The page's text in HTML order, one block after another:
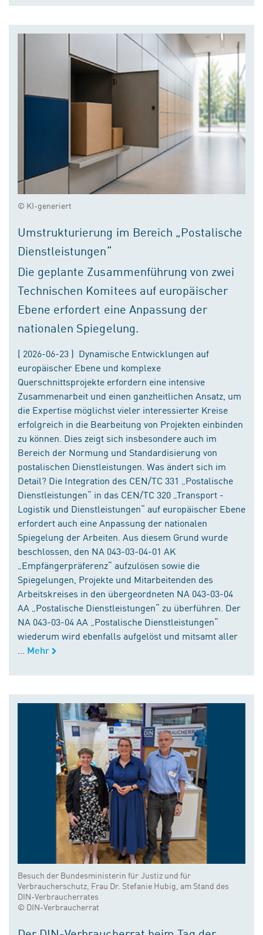
© KI-generiert
Umstrukturierung im Bereich „Postalische
Dienstleistungen“
Die geplante Zusammenführung von zwei
Technischen Komitees auf europäischer
Ebene erfordert eine Anpassung der
nationalen Spiegelung.
( 2026-06-23 ) Dynamische Entwicklungen auf
europäischer Ebene und komplexe
Querschnittsprojekte erfordern eine intensive
Zusammenarbeit und einen ganzheitlichen Ansatz, um
die Expertise möglichst vieler interessierter Kreise
erfolgreich in die Bearbeitung von Projekten einbinden
zu können. Dies zeigt sich insbesondere auch im
Bereich der Normung und Standardisierung von
postalischen Dienstleistungen. Was ändert sich im
Detail? Die Integration des CEN/TC 331 „Postalische
Dienstleistungen“ in das CEN/TC 320 „Transport -
Logistik und Dienstleistungen“ auf europäischer Ebene
erfordert auch eine Anpassung der nationalen
Spiegelung der Arbeiten. Aus diesem Grund wurde
beschlossen, den NA 043-03-04-01 AK
„Empfängerpräferenz“ aufzulösen sowie die
Spiegelungen, Projekte und Mitarbeitenden des
Arbeitskreises in den übergeordneten NA 043-03-04
AA „Postalische Dienstleistungen“ zu überführen. Der
NA 043-03-04 AA „Postalische Dienstleistungen“
wiederum wird ebenfalls aufgelöst und mitsamt aller
Mehr
Besuch der Bundesministerin für Justiz und für
Verbraucherschutz, Frau Dr. Stefanie Hubig, am Stand des
DIN-Verbraucherrates
© DIN-Verbraucherrat